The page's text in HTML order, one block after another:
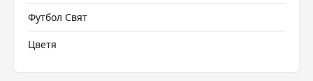
Футбол Свят
Цветя